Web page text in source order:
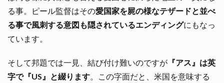
る事。ピール監督はその愛国家を屍の様なテザードと並べ
る事で風刺する意図も隠されているエンディングにもなっ
ています。
そして邦題では一見、結び付け難いのですが 『アス』は英
字で『US』と綴ります。この字面だと、米国を意味する